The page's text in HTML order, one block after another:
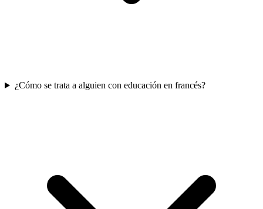
¿Cómo se trata a alguien con educación en francés?